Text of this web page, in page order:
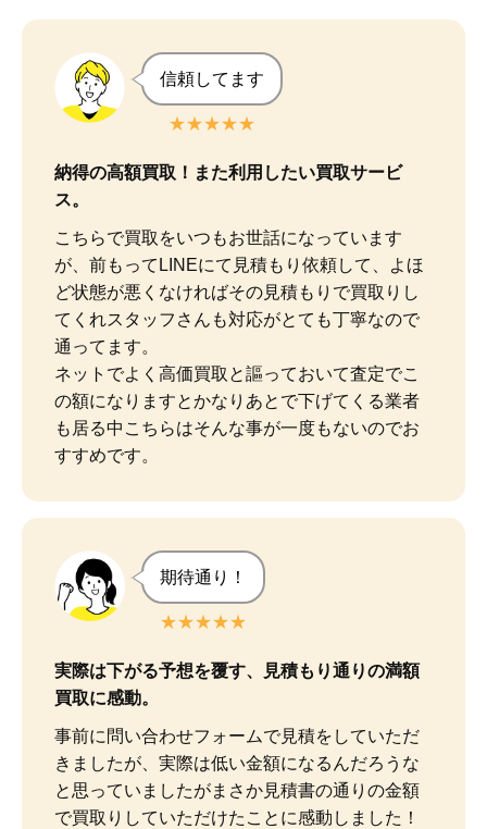
信頼してます
★★★★★
納得の高額買取！また利用したい買取サービ
ス。
こちらで買取をいつもお世話になっています
が、前もってLINEにて見積もり依頼して、よほ
ど状態が悪くなければその見積もりで買取りし
てくれスタッフさんも対応がとても丁寧なので
通ってます。
ネットでよく高価買取と謳っておいて査定でこ
の額になりますとかなりあとで下げてくる業者
も居る中こちらはそんな事が一度もないのでお
すすめです。
期待通り！
★★★★★
実際は下がる予想を覆す、見積もり通りの満額
買取に感動。
事前に問い合わせフォームで見積をしていただ
きましたが、実際は低い金額になるんだろうな
と思っていましたがまさか見積書の通りの金額
で買取りしていただけたことに感動しました！